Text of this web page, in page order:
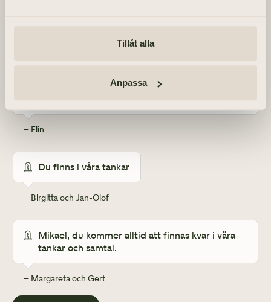
Tillåt alla
Anpassa
omtänksamma sätt. Du var en fin människa som
– Elin
Du finns i våra tankar
– Birgitta och Jan-Olof
Mikael, du kommer alltid att finnas kvar i våra
tankar och samtal.
– Margareta och Gert